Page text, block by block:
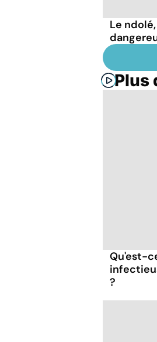
Le
Plus
Qu'est-
?